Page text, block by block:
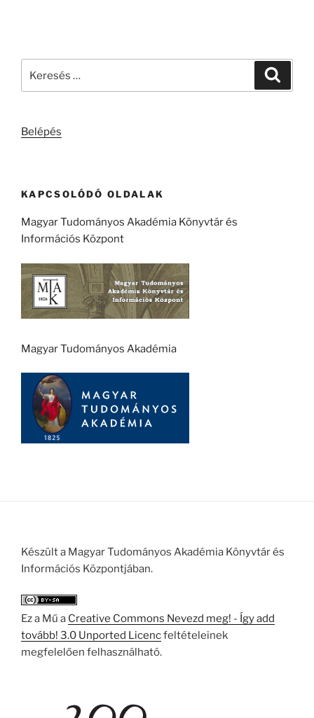
Belépés
KAPCSOLÓDÓ OLDALAK
Magyar Tudományos Akadémia Könyvtár és
Információs Központ
Magyar Tudományos Akadémia
Készült a Magyar Tudományos Akadémia Könyvtár és
Információs Központjában.
Ez a Mű a Creative Commons Nevezd meg! - Így add
tovább! 3.0 Unported Licencfeltételeinek
megfelelően felhasználható.